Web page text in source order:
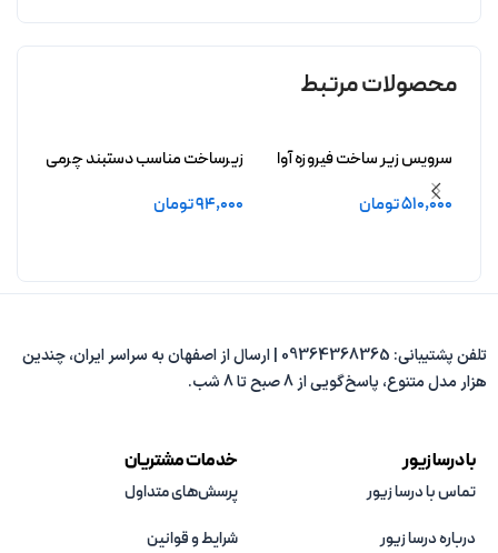
محصولات مرتبط
سرویس زیر ساخت فیروزه آوا
بدون آبکاری
510,000تومان
زیرساخت مناسب دستبند چرمی
94,000تومان
تلفن پشتیبانی: 09364368365 | ارسال از اصفهان به سراسر ایران، چندین
هزار مدل متنوع، پاسخ‌گویی از 8 صبح تا 8 شب.
با درسا زیور
تماس با درسا زیور
درباره درسا زیور
خدمات مشتریان
پرسش‌های متداول
شرایط و قوانین